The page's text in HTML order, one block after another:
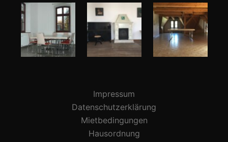
Impressum
Datenschutzerklärung
Mietbedingungen
Hausordnung